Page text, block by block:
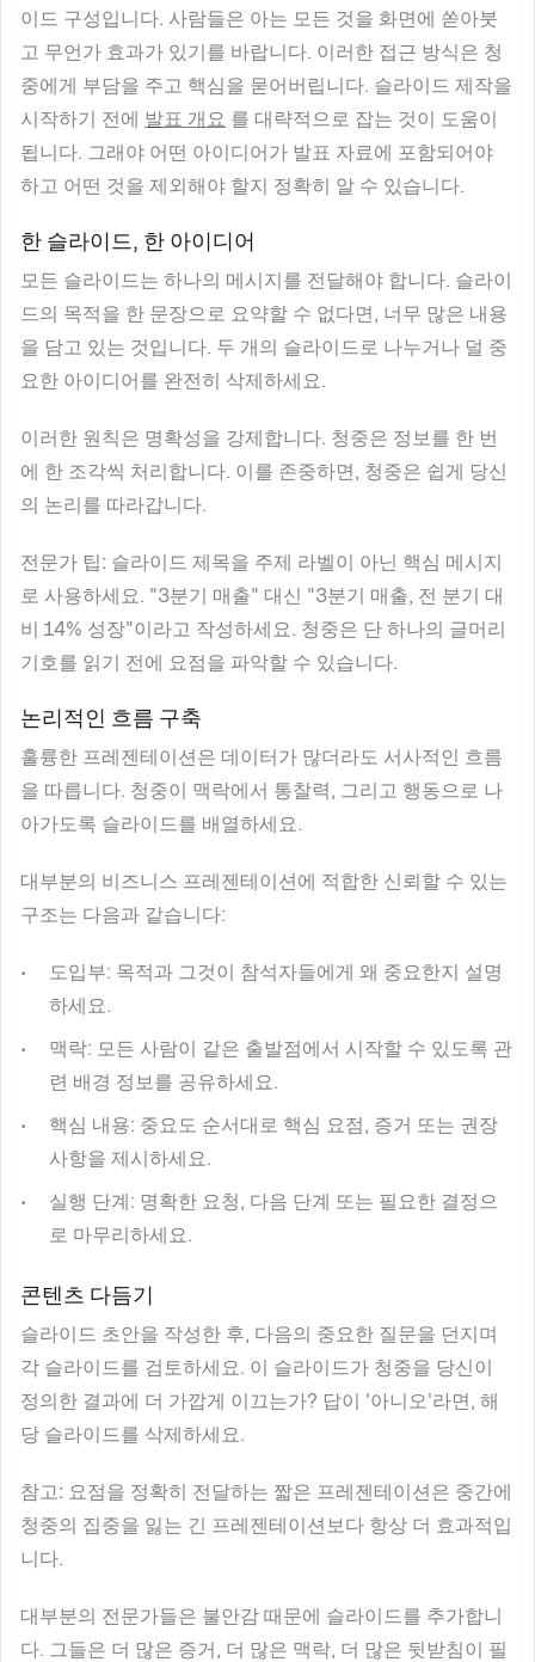
이드 구성입니다. 사람들은 아는 모든 것을 화면에 쏟아붓
고 무언가 효과가 있기를 바랍니다. 이러한 접근 방식은 청
중에게 부담을 주고 핵심을 묻어버립니다. 슬라이드 제작을
시작하기 전에 발표 개요 를 대략적으로 잡는 것이 도움이
됩니다. 그래야 어떤 아이디어가 발표 자료에 포함되어야
하고 어떤 것을 제외해야 할지 정확히 알 수 있습니다.
한 슬라이드, 한 아이디어
모든 슬라이드는 하나의 메시지를 전달해야 합니다. 슬라이
드의 목적을 한 문장으로 요약할 수 없다면, 너무 많은 내용
을 담고 있는 것입니다. 두 개의 슬라이드로 나누거나 덜 중
요한 아이디어를 완전히 삭제하세요.
이러한 원칙은 명확성을 강제합니다. 청중은 정보를 한 번
에 한 조각씩 처리합니다. 이를 존중하면, 청중은 쉽게 당신
의 논리를 따라갑니다.
전문가 팁: 슬라이드 제목을 주제 라벨이 아닌 핵심 메시지
로 사용하세요. "3분기 매출" 대신 "3분기 매출, 전 분기 대
비 14% 성장"이라고 작성하세요. 청중은 단 하나의 글머리
기호를 읽기 전에 요점을 파악할 수 있습니다.
논리적인 흐름 구축
훌륭한 프레젠테이션은 데이터가 많더라도 서사적인 흐름
을 따릅니다. 청중이 맥락에서 통찰력, 그리고 행동으로 나
아가도록 슬라이드를 배열하세요.
대부분의 비즈니스 프레젠테이션에 적합한 신뢰할 수 있는
구조는 다음과 같습니다:
도입부: 목적과 그것이 참석자들에게 왜 중요한지 설명
하세요.
맥락: 모든 사람이 같은 출발점에서 시작할 수 있도록 관
련 배경 정보를 공유하세요.
핵심 내용: 중요도 순서대로 핵심 요점, 증거 또는 권장
사항을 제시하세요.
실행 단계: 명확한 요청, 다음 단계 또는 필요한 결정으
로 마무리하세요.
콘텐츠 다듬기
슬라이드 초안을 작성한 후, 다음의 중요한 질문을 던지며
각 슬라이드를 검토하세요. 이 슬라이드가 청중을 당신이
정의한 결과에 더 가깝게 이끄는가? 답이 '아니오'라면, 해
당 슬라이드를 삭제하세요.
참고: 요점을 정확히 전달하는 짧은 프레젠테이션은 중간에
청중의 집중을 잃는 긴 프레젠테이션보다 항상 더 효과적입
니다.
대부분의 전문가들은 불안감 때문에 슬라이드를 추가합니
다. 그들은 더 많은 증거, 더 많은 맥락, 더 많은 뒷받침이 필